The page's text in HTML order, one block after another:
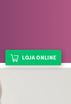
LOJA ONLINE